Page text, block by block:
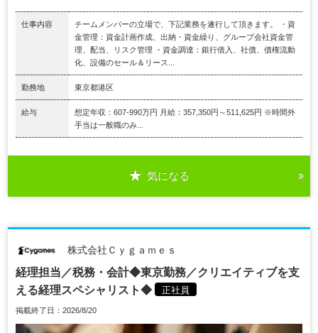
仕事内容
チームメンバーの立場で、下記業務を遂行して頂きます。 ・資
金管理：資金計画作成、出納・資金繰り、グループ会社資金管
理、配当、リスク管理 ・資金調達：銀行借入、社債、債権流動
化、設備のセール＆リース...
勤務地 東京都港区
給与
想定年収：607-990万円 月給：357,350円～511,625円 ※時間外
手当は一般職のみ...
気になる
株式会社Ｃｙｇａｍｅｓ
経理担当／税務・会計◆東京勤務／クリエイティブを支
える経理スペシャリスト◆
正社員
掲載終了日：2026/8/20